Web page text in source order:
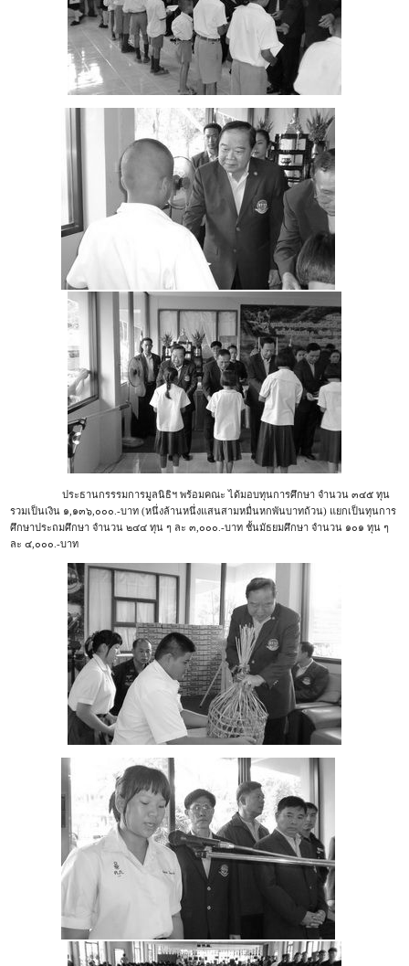
ประธานกรรรมการมูลนิธิฯ พร้อมคณะ ได้มอบทุนการศึกษา จำนวน ๓๔๕ ทุน
รวมเป็นเงิน ๑,๑๓๖,๐๐๐.-บาท (หนึ่งล้านหนึ่งแสนสามหมื่นหกพันบาทถ้วน) แยกเป็นทุนการ
ศึกษาประถมศึกษา จำนวน ๒๔๔ ทุน ๆ ละ ๓,๐๐๐.-บาท ชั้นมัธยมศึกษา จำนวน ๑๐๑ ทุน ๆ
ละ ๔,๐๐๐.-บาท